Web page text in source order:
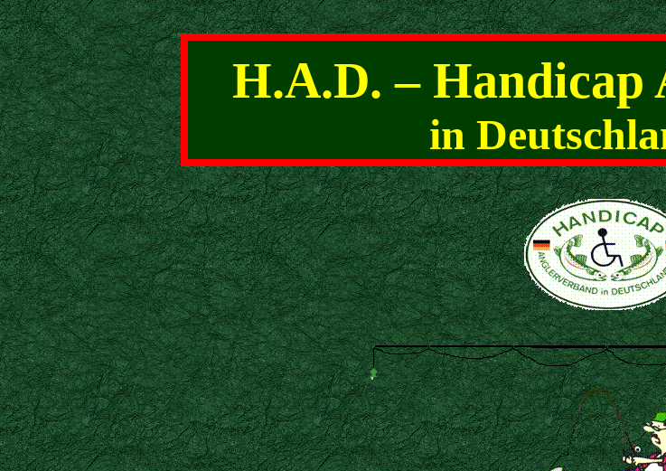
H.A.D. – Handicap
in